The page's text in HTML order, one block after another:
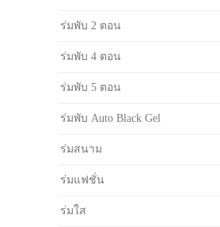
ร่มพับ 2 ตอน
ร่มพับ 4 ตอน
ร่มพับ 5 ตอน
ร่มพับ Auto Black Gel
ร่มสนาม
ร่มแฟชั่น
ร่มใส